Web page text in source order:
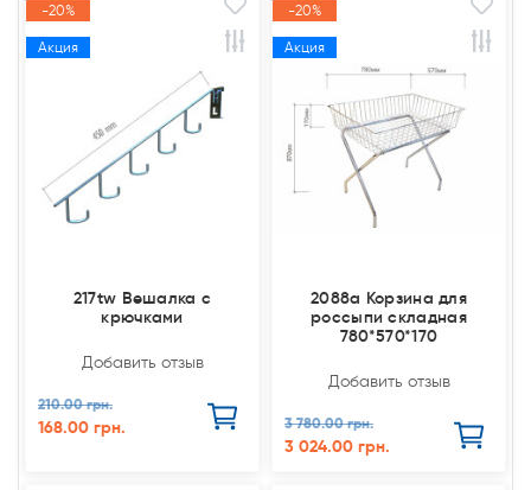
-20%
Акция
217tw Вешалка с
крючками
Добавить отзыв
210.00 грн.
168.00 грн.
-20%
Акция
2088а Корзина для
россыпи складная
780*570*170
Добавить отзыв
3 780.00 грн.
3 024.00 грн.